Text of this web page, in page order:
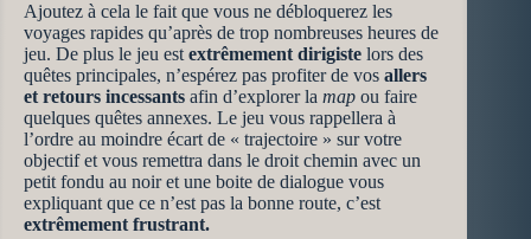
Ajoutez à cela le fait que vous ne débloquerez les
voyages rapides qu’après de trop nombreuses heures de
jeu. De plus le jeu est extrêmement dirigiste lors des
quêtes principales, n’espérez pas profiter de vos allers
et retours incessants afin d’explorer la map ou faire
quelques quêtes annexes. Le jeu vous rappellera à
l’ordre au moindre écart de « trajectoire » sur votre
objectif et vous remettra dans le droit chemin avec un
petit fondu au noir et une boite de dialogue vous
expliquant que ce n’est pas la bonne route, c’est
extrêmement frustrant.